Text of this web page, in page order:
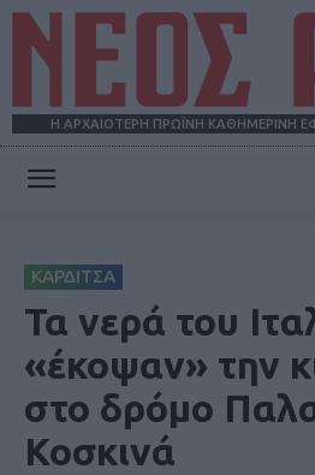
Η ΑΡΧΑΙΟΤΕΡΗ ΠΡΩΪΝΗ ΚΑΘΗΜΕΡΙΝΗ
ΚΑΡΔΙΤΣΑ
Τα νερά του
«έκοψαν» την
στο δρόμο
Κοσκινά